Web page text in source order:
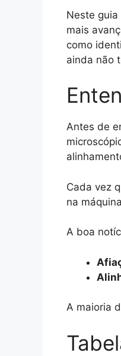
Neste
mais
como
ainda não
Antes de
Cada vez
na
A boa
A maioria